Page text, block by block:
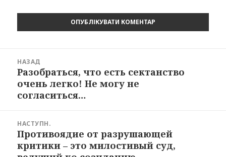
записів
НАЗАД
Попередній
запис:
Разобраться, что есть сектанство
очень легко! Не могу не
согласиться…
НАСТУПН.
Наступний
запис:
Противоядие от разрушающей
критики – это милостивый суд,